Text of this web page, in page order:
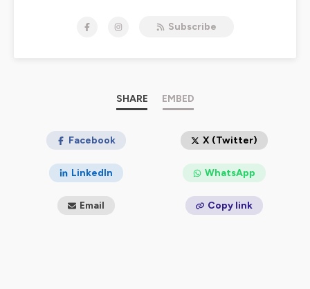
pendant 6 ans avant de changer de métier. Depuis
Quelle profession exercent-ils aujourd’hui ? De quelle
Regrettent-ils d’avoir quitté la classe ? Comment ont-
confiance, et vaincre les peurs liées à la sécurité
financière et à la stabilité de l’emploi ?
Subscribe
SHARE EMBED
Facebook X (Twitter)
LinkedIn WhatsApp
Email Copy link